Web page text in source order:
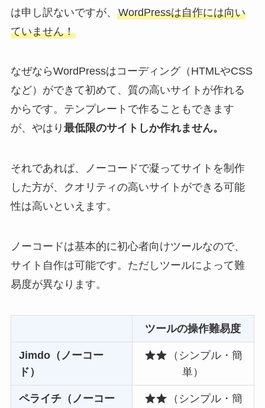
は申し訳ないですが、 WordPressは自作には向い
ていません！
なぜならWordPressはコーディング（HTMLやCSS
など）ができて初めて、質の高いサイトが作れる
からです。テンプレートで作ることもできます
が、やはり 最低限のサイトしか作れません。
それであれば、ノーコードで凝ってサイトを制作
した方が、クオリティの高いサイトができる可能
性は高いといえます。
ノーコードは基本的に初心者向けツールなので、
サイト自作は可能です。ただしツールによって難
易度が異なります。
ツールの操作難易度
Jimdo（ノーコー
ド）
（シンプル・簡
単）
ペライチ（ノーコー
（シンプル・簡